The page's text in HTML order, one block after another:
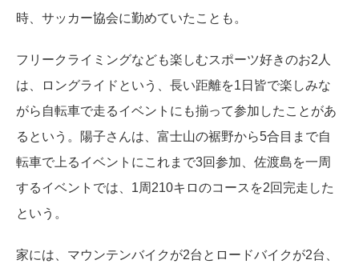
時、サッカー協会に勤めていたことも。
フリークライミングなども楽しむスポーツ好きのお2人
は、ロングライドという、長い距離を1日皆で楽しみな
がら自転車で走るイベントにも揃って参加したことがあ
るという。陽子さんは、富士山の裾野から5合目まで自
転車で上るイベントにこれまで3回参加、佐渡島を一周
するイベントでは、1周210キロのコースを2回完走した
という。
家には、マウンテンバイクが2台とロードバイクが2台、